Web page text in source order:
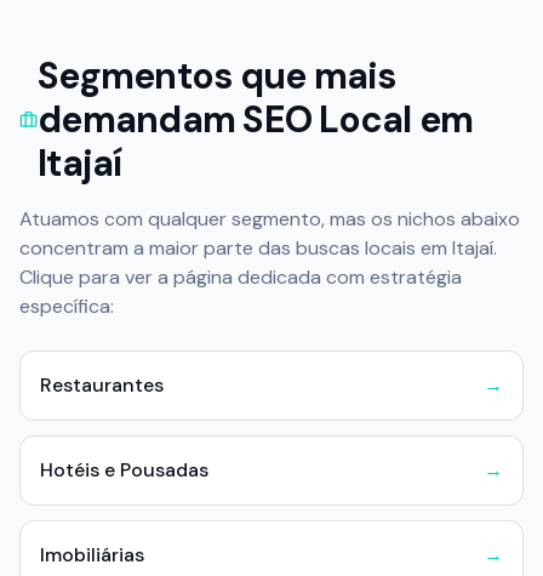
Segmentos que mais
demandam SEO Local em
Itajaí
Atuamos com qualquer segmento, mas os nichos abaixo
concentram a maior parte das buscas locais em Itajaí.
Clique para ver a página dedicada com estratégia
específica:
Restaurantes →
Hotéis e Pousadas →
Imobiliárias →